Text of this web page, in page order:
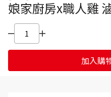
娘家廚房x職人雞
加入購